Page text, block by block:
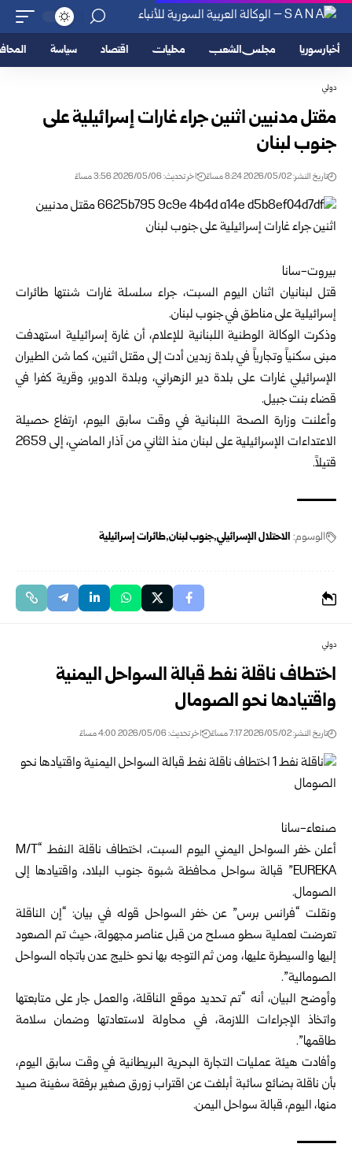
أخبار سوريا مجلس الشعب محليات اقتصاد سياسة
دولي
مقتل مدنيين اثنين جراء غارات إسرائيلية على
جنوب لبنان
تاريخ النشر: 2026/05/02 8:24 مساءً اخر تحديث: 2026/05/06 3:56 مساءً
بيروت-سانا
قتل لبنانيان اثنان اليوم السبت، جراء سلسلة غارات شنتها طائرات
إسرائيلية على مناطق في جنوب لبنان.
وذكرت الوكالة الوطنية اللبنانية للإعلام، أن غارة إسرائيلية استهدفت
مبنى سكنياً وتجارياً في بلدة زبدين أدت إلى مقتل اثنين، كما شن الطيران
الإسرائيلي غارات على بلدة دير الزهراني، وبلدة الدوير، وقرية كفرا في
قضاء بنت جبيل.
وأعلنت وزارة الصحة اللبنانية في وقت سابق اليوم، ارتفاع حصيلة
الاعتداءات الإسرائيلية على لبنان منذ الثاني من آذار الماضي، إلى 2659
قتيلاً.
الوسوم: الاحتلال الإسرائيلي جنوب لبنان طائرات إسرائيلية
دولي
اختطاف ناقلة نفط قبالة السواحل اليمنية
واقتيادها نحو الصومال
تاريخ النشر: 2026/05/02 7:17 مساءً اخر تحديث: 2026/05/06 4:00 مساءً
صنعاء-سانا
أعلن خفر السواحل اليمني اليوم السبت، اختطاف ناقلة النفط “M/T
EUREKA” قبالة سواحل محافظة شبوة جنوب البلاد، واقتيادها إلى
الصومال.
ونقلت “فرانس برس” عن خفر السواحل قوله في بيان: “إن الناقلة
تعرضت لعملية سطو مسلح من قبل عناصر مجهولة، حيث تم الصعود
إليها والسيطرة عليها، ومن ثم التوجه بها نحو خليج عدن باتجاه السواحل
الصومالية”.
وأوضح البيان، أنه “تم تحديد موقع الناقلة، والعمل جار على متابعتها
واتخاذ الإجراءات اللازمة، في محاولة لاستعادتها وضمان سلامة
طاقمها”.
وأفادت هيئة عمليات التجارة البحرية البريطانيةفي وقت سابق اليوم،
بأن ناقلة بضائع سائبة أبلغت عن اقتراب زورق صغير برفقة سفينة صيد
منها، اليوم، قبالة سواحل اليمن.